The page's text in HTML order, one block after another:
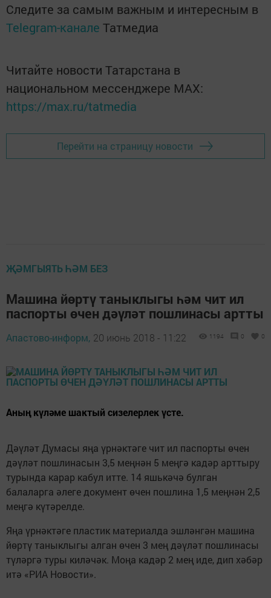
Следите за самым важным и интересным в
Telegram-канале Татмедиа
Читайте новости Татарстана в
национальном мессенджере MАХ:
https://max.ru/tatmedia
Перейти на страницу новости
ҖӘМГЫЯТЬ ҺӘМ БЕЗ
Машина йөртү таныклыгы һәм чит ил
паспорты өчен дәүләт пошлинасы артты
Апастово-информ, 20 июнь 2018 - 11:22 1194 0 0
Аның күләме шактый сизелерлек үсте.
Дәүләт Думасы яңа үрнәктәге чит ил паспорты өчен
дәүләт пошлинасын 3,5 меңнән 5 меңгә кадәр арттыру
турында карар кабул итте. 14 яшькәчә булган
балаларга әлеге документ өчен пошлина 1,5 меңнән 2,5
меңгә күтәрелде.
Яңа үрнәктәге пластик материалда эшләнгән машина
йөртү таныклыгы алган өчен 3 мең дәүләт пошлинасы
түләргә туры киләчәк. Моңа кадәр 2 мең иде, дип хәбәр
итә «РИА Новости».